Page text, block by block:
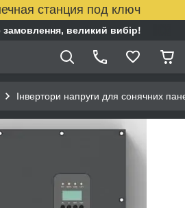
станция под ключ
великий вибір!
Інвертори напруги для сонячних